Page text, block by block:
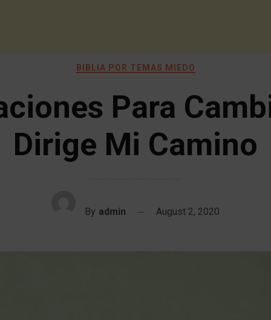
BIBLIA POR TEMAS MIEDO
Para
Dirige Mi Camino
By admin August 2, 2020